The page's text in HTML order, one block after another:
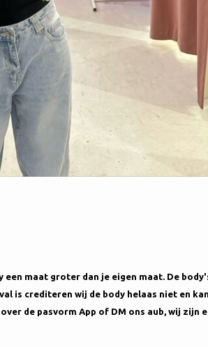
maat groter dan je eigen maat. De
is crediteren wij de body helaas niet en
de pasvorm App of DM ons aub, wij